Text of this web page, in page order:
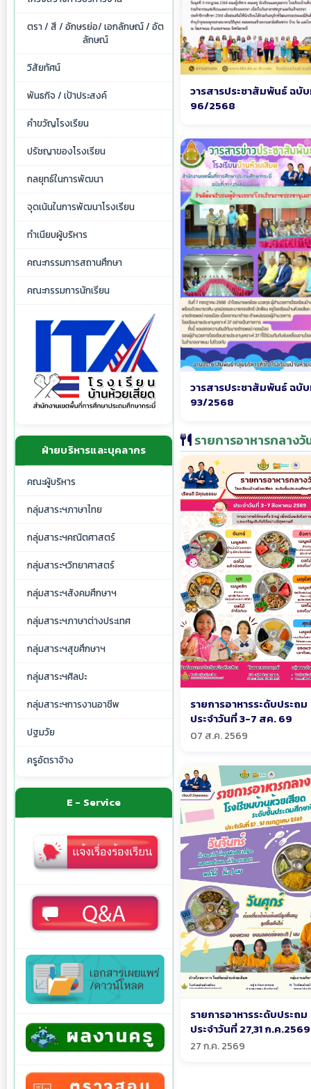
ตรา / สี / อักษรย่อ/ เอกลักษณ์ / อัต
ลักษณ์
วิสัยทัศน์
พันธกิจ / เป้าประสงค์
คำขวัญโรงเรียน
ปรัชญาของโรงเรียน
กลยุทธ์ในการพัฒนา
จุดเน้นในการพัฒนาโรงเรียน
ทำเนียบผู้บริหาร
คณะกรรมการสถานศึกษา
คณะกรรมการนักเรียน
ฝ่ายบริหารและบุคลากร
คณะผู้บริหาร
กลุ่มสาระฯภาษาไทย
กลุ่มสาระฯคณิตศาสตร์
กลุ่มสาระฯวิทยาศาสตร์
กลุ่มสาระฯสังคมศึกษาฯ
กลุ่มสาระฯภาษาต่างประเทศ
กลุ่มสาระฯสุขศึกษาฯ
กลุ่มสาระฯศิลปะ
กลุ่มสาระฯการงานอาชีพ
ปฐมวัย
ครูอัตราจ้าง
E - Service
วารสารประชาสัมพันธ์ ฉบั
96/2568
วารสารประชาสัมพันธ์ ฉบั
93/2568
รายการอาหารกลางวั
รายการอาหารระดับประถม
ประจำวันที่ 3-7 สค. 69
07 ส.ค. 2569
รายการอาหารระดับประถม
ประจำวันที่ 27,31 ก.ค.2569
27 ก.ค. 2569